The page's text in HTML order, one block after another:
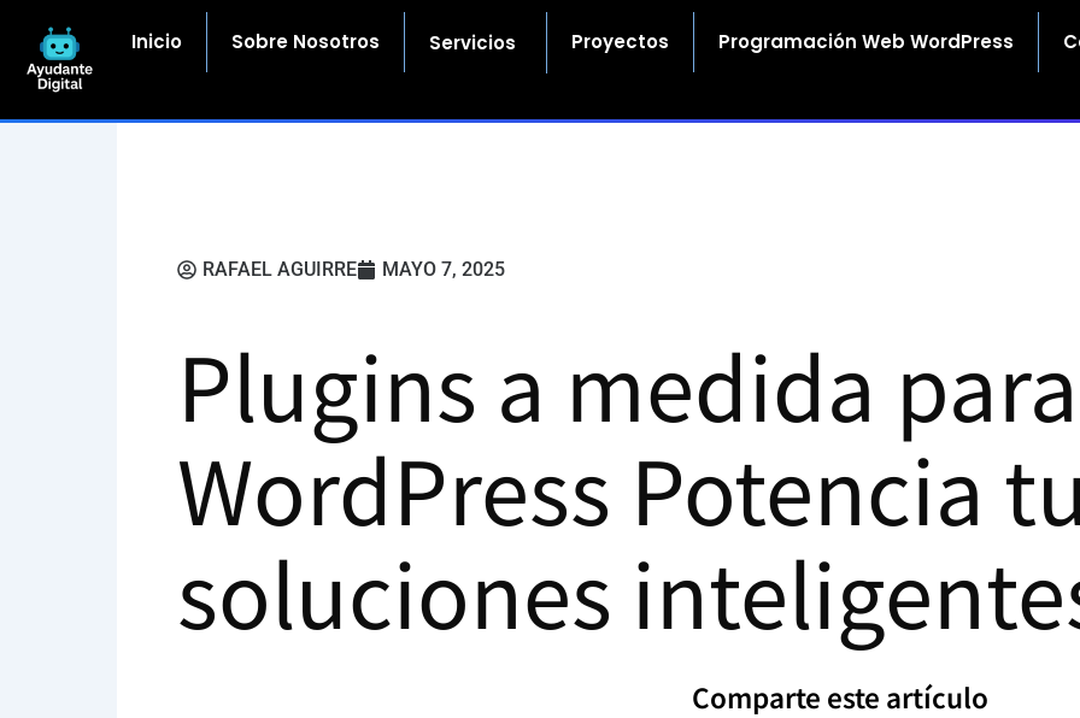
contenido
Inicio Sobre Nosotros Servicios Proyectos Programación Web WordPress
RAFAEL AGUIRRE MAYO 7, 2025
Plugins a medida para
WordPress Potencia
soluciones
Comparte este artículo